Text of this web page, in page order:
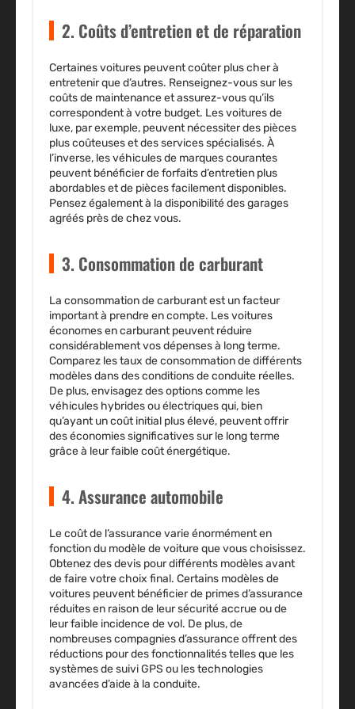
2. Coûts d’entretien et de réparation
Certaines voitures peuvent coûter plus cher à
entretenir que d’autres. Renseignez-vous sur les
coûts de maintenance et assurez-vous qu’ils
correspondent à votre budget. Les voitures de
luxe, par exemple, peuvent nécessiter des pièces
plus coûteuses et des services spécialisés. À
l’inverse, les véhicules de marques courantes
peuvent bénéficier de forfaits d’entretien plus
abordables et de pièces facilement disponibles.
Pensez également à la disponibilité des garages
agréés près de chez vous.
3. Consommation de carburant
La consommation de carburant est un facteur
important à prendre en compte. Les voitures
économes en carburant peuvent réduire
considérablement vos dépenses à long terme.
Comparez les taux de consommation de différents
modèles dans des conditions de conduite réelles.
De plus, envisagez des options comme les
véhicules hybrides ou électriques qui, bien
qu’ayant un coût initial plus élevé, peuvent offrir
des économies significatives sur le long terme
grâce à leur faible coût énergétique.
4. Assurance automobile
Le coût de l’assurance varie énormément en
fonction du modèle de voiture que vous choisissez.
Obtenez des devis pour différents modèles avant
de faire votre choix final. Certains modèles de
voitures peuvent bénéficier de primes d’assurance
réduites en raison de leur sécurité accrue ou de
leur faible incidence de vol. De plus, de
nombreuses compagnies d’assurance offrent des
réductions pour des fonctionnalités telles que les
systèmes de suivi GPS ou les technologies
avancées d’aide à la conduite.